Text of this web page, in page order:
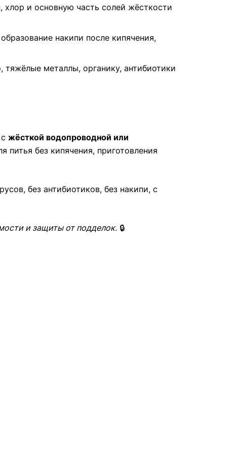
и основную часть солей жёсткости
накипи после кипячения,
металлы, органику, антибиотики
жёсткой водопроводной или
питья без кипячения, приготовления
без антибиотиков, без накипи, с
и защиты от подделок. 🔒